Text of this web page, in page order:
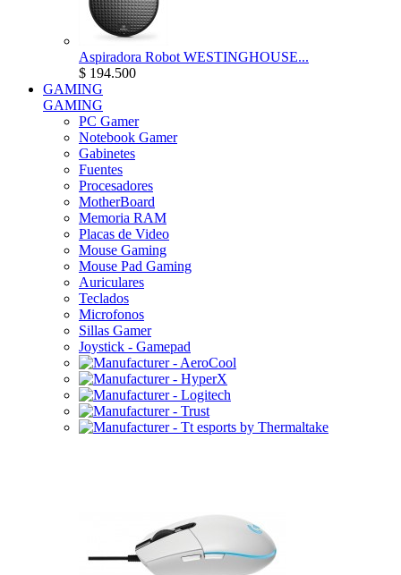
Aspiradora Robot WESTINGHOUSE...
$ 194.500
GAMING
GAMING
PC Gamer
Notebook Gamer
Gabinetes
Fuentes
Procesadores
MotherBoard
Memoria RAM
Placas de Video
Mouse Gaming
Mouse Pad Gaming
Auriculares
Teclados
Microfonos
Sillas Gamer
Joystick - Gamepad